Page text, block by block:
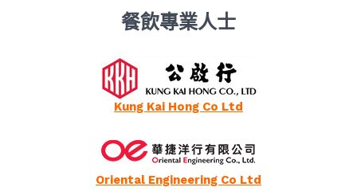
餐飲專業人士
Kung Kai Hong Co Ltd
Oriental Engineering Co Ltd